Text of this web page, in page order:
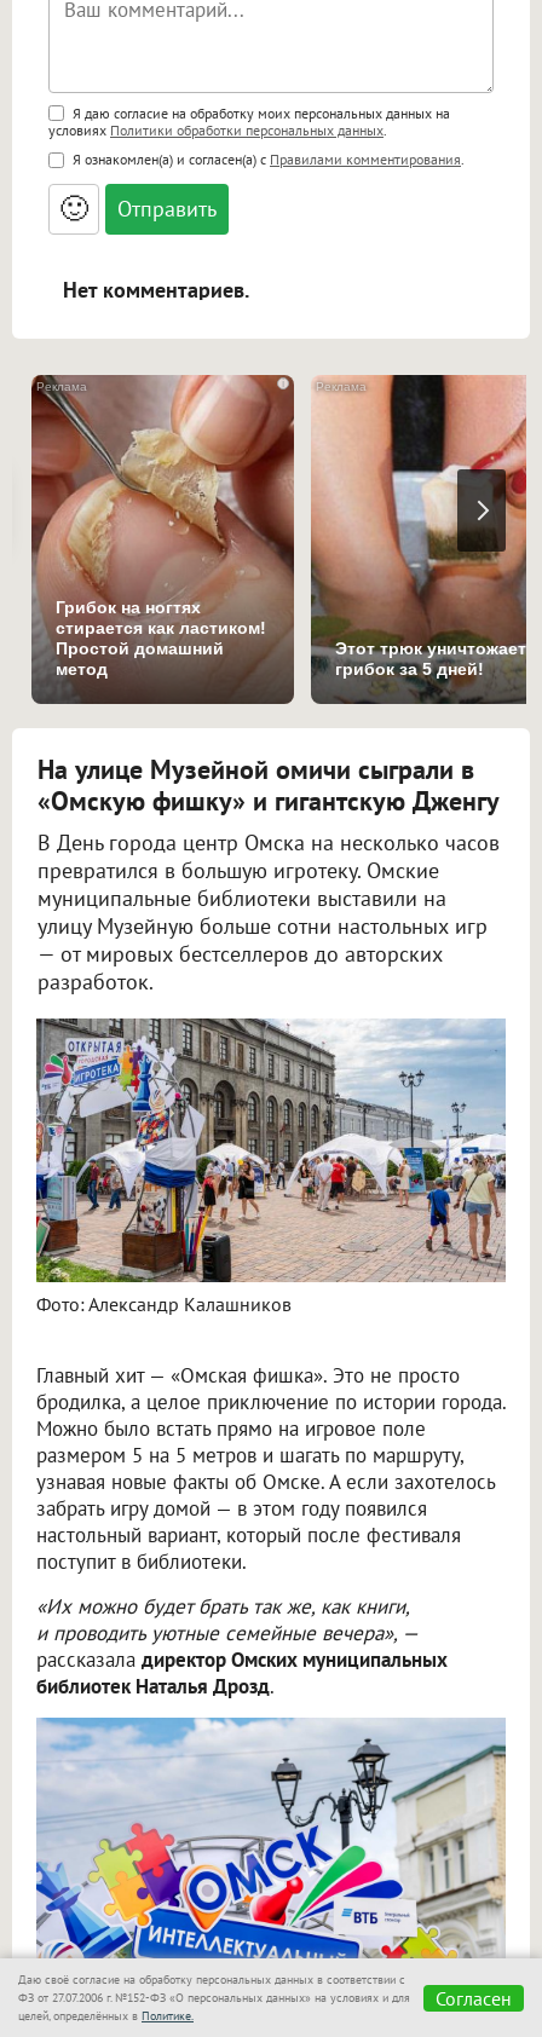
Поддержка HTML
<b>, <strong>, <u>, <i>, <em>, <s>, <big>,
<small>, <sup>, <sub>, <pre>, <ul>, <ol>, <li>,
<blockquote>, <code> экранирует HTML,
адреса URL автоматически становятся
ссылками, и [img]адрес[/img] будет
Я даю согласие на обработку моих персональных данных на
условиях Политики обработки персональных данных.
Я ознакомлен(а) и согласен(а) с Правилами комментирования.
🙂
Нет комментариев.
i
Грибок на ногтях
стирается как ластиком!
Простой домашний
метод
Этот трюк уничтожает
грибок за 5 дней!
На улице Музейной омичи сыграли в
«Омскую фишку» и гигантскую Дженгу
В День города центр Омска на несколько часов
превратился в большую игротеку. Омские
муниципальные библиотеки выставили на
улицу Музейную больше сотни настольных игр
— от мировых бестселлеров до авторских
разработок.
Фото: Александр Калашников
Главный хит — «Омская фишка». Это не просто
бродилка, а целое приключение по истории города.
Можно было встать прямо на игровое поле
размером 5 на 5 метров и шагать по маршруту,
узнавая новые факты об Омске. А если захотелось
забрать игру домой — в этом году появился
настольный вариант, который после фестиваля
поступит в библиотеки.
«Их можно будет брать так же, как книги,
и проводить уютные семейные вечера», —
рассказала директор Омских муниципальных
библиотек Наталья Дрозд.
Даю своё согласие на обработку персональных данных в соответствии с
ФЗ от 27.07.2006 г. №152-ФЗ «О персональных данных» на условиях и для
целей, определённых в Политике.
Согласен